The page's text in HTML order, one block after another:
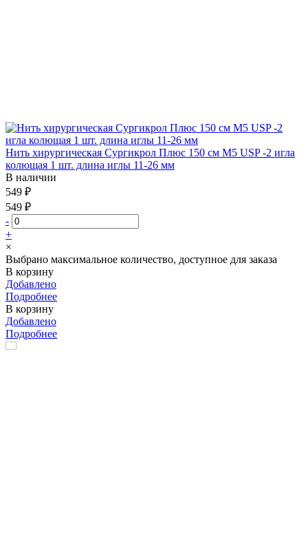
Нить хирургическая Сургикрол Плюс 150 см М5 USP -2 игла
колющая 1 шт. длина иглы 11-26 мм
В наличии
549 ₽
549 ₽
-
+
×
Выбрано максимальное количество, доступное для заказа
В корзину
Добавлено
Подробнее
В корзину
Добавлено
Подробнее